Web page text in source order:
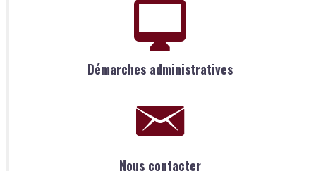
Démarches administratives
Nous contacter